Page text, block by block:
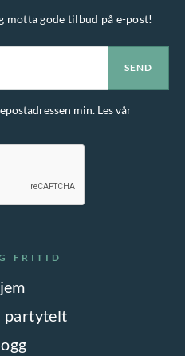
FRITID
partytelt
motta gode tilbud på e-post!
min. Les vår